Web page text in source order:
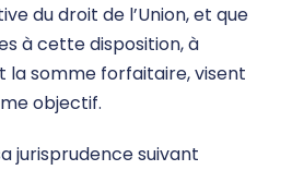
du droit de l’Union, et que
à cette disposition, à
la somme forfaitaire, visent
objectif.
jurisprudence suivant